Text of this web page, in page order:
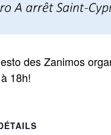
des Zanimos
18h!